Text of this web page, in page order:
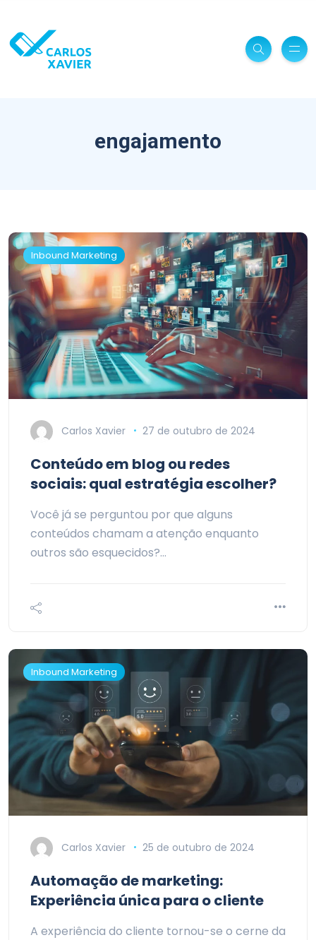
engajamento
Inbound Marketing
Carlos Xavier 27 de outubro de 2024
Conteúdo em blog ou redes
sociais: qual estratégia escolher?
Você já se perguntou por que alguns
conteúdos chamam a atenção enquanto
outros são esquecidos?…
Inbound Marketing
Carlos Xavier 25 de outubro de 2024
Automação de marketing:
Experiência única para o cliente
A experiência do cliente tornou-se o cerne da